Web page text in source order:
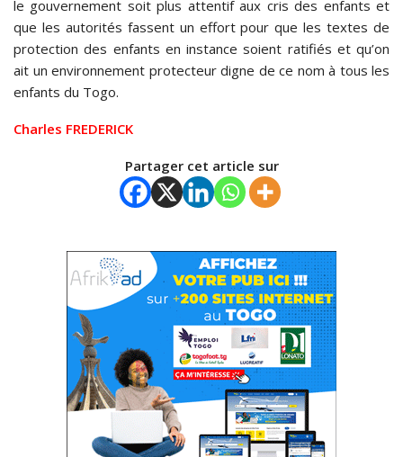
le gouvernement soit plus attentif aux cris des enfants et
que les autorités fassent un effort pour que les textes de
protection des enfants en instance soient ratifiés et qu’on
ait un environnement protecteur digne de ce nom à tous les
enfants du Togo.
Charles FREDERICK
Partager cet article sur